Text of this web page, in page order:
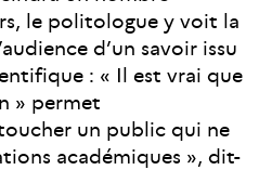
le politologue y voit la
d’un savoir issu
: « Il est vrai que
» permet
un public qui ne
académiques », dit-